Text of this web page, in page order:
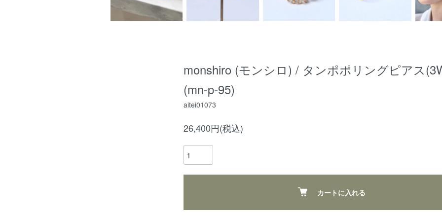
monshiro (モンシロ) / タンポポリングピアス
(mn-p-95)
aitei01073
26,400円(税込)
カートに入れる